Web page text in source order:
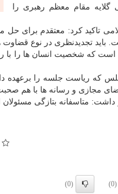
گلایه مقام معظم رهبری را
تاکید کرد: معتقدم برای
باید تجدیدنظری در نوع
است که شخصیت انسان ها را با
که ریاست جلسه را
مجازی و رسانه ها با هم صحبت
متاسفانه بتازگی مسئولان
(0)
(0)